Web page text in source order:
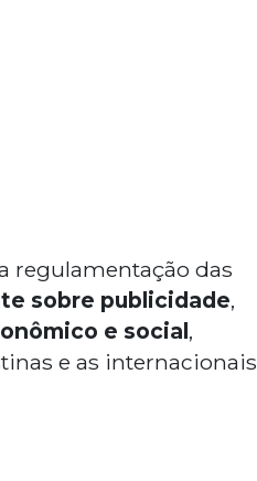
regulamentação das
sobre publicidade,
e social,
e as internacionais